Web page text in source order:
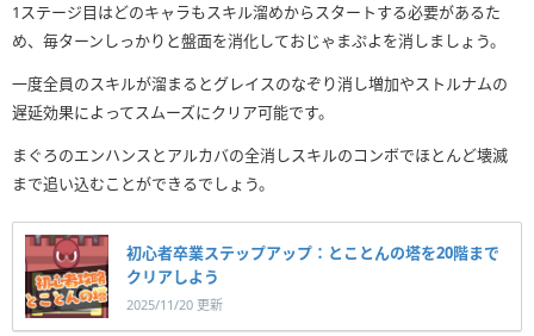
1ステージ目はどのキャラもスキル溜めからスタートする必要があるた
め、毎ターンしっかりと盤面を消化しておじゃまぷよを消しましょう。
一度全員のスキルが溜まるとグレイスのなぞり消し増加やストルナムの
遅延効果によってスムーズにクリア可能です。
まぐろのエンハンスとアルカバの全消しスキルのコンボでほとんど壊滅
まで追い込むことができるでしょう。
初心者卒業ステップアップ：とことんの塔を20階まで
クリアしよう
2025/11/20 更新